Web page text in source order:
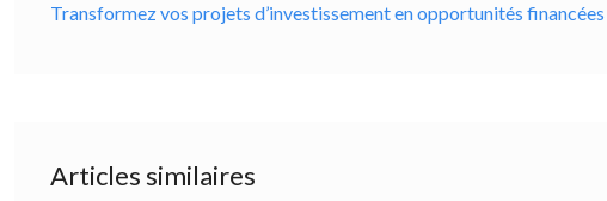
Transformez vos projets d’investissement en opportunités
Articles similaires